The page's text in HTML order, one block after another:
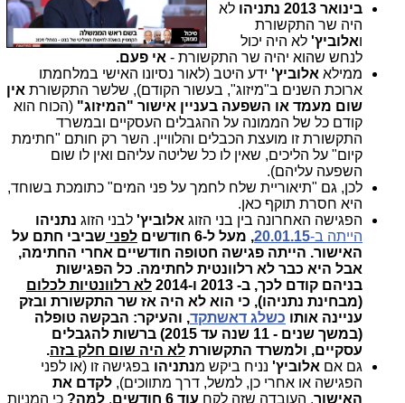
בינואר 2013
נתניהו לא
היה שר התקשורת
ואלוביץ' לא היה יכול
לנחש שהוא יהיה שר התקשורת - אי פעם.
ממילא אלוביץ' ידע היטב (לאור נסיונו האישי במלחמתו
ארוכת השנים ב"מיזוג", בעשור הקודם), שלשר התקשורת אין
שום מעמד או השפעה בעניין אישור "המיזוג" (הכוח הוא
קודם כל של הממונה על ההגבלים העסקיים ובמשרד
התקשורת זו מועצת הכבלים והלוויין. השר רק חותם "חתימת
קיום" על הליכים, שאין לו כל שליטה עליהם ואין לו שום
השפעה עליהם).
לכן, גם "תיאוריית שלח לחמך על פני המים" כתומכת בשוחד,
היא חסרת תוקף כאן.
הפגישה האחרונה בין בני הזוג אלוביץ' לבני הזוג נתניהו
הייתה ב-20.01.15, מעל ל-6 חודשים לפני שביבי חתם על
האישור. הייתה פגישה חטופה חודשיים אחרי החתימה,
אבל היא כבר לא רלוונטית לחתימה. כל הפגישות
בניהם קודם לכך, ב- 2013 ו-2014
לא רלוונטיות לכלום
(מבחינת נתניהו), כי הוא לא היה אז שר התקשורת ובזק
עניינה אותו כשלג דאשתקד, והעיקר: הבקשה טופלה
(במשך שנים - 11 שנה עד 2015) ברשות להגבלים
עסקיים, ולמשרד התקשורת לא היה שום חלק בזה.
גם אם אלוביץ' נניח ביקש מנתניהו בפגישה זו (או לפני
הפגישה או אחרי כן, למשל, דרך מתווכים), לקדם את
האישור, העובדה שזה לקח עוד 6 חודשים . למה? כי המניות